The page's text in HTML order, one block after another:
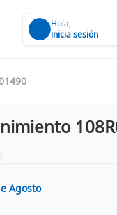
Hola,
inicia sesión
Agosto